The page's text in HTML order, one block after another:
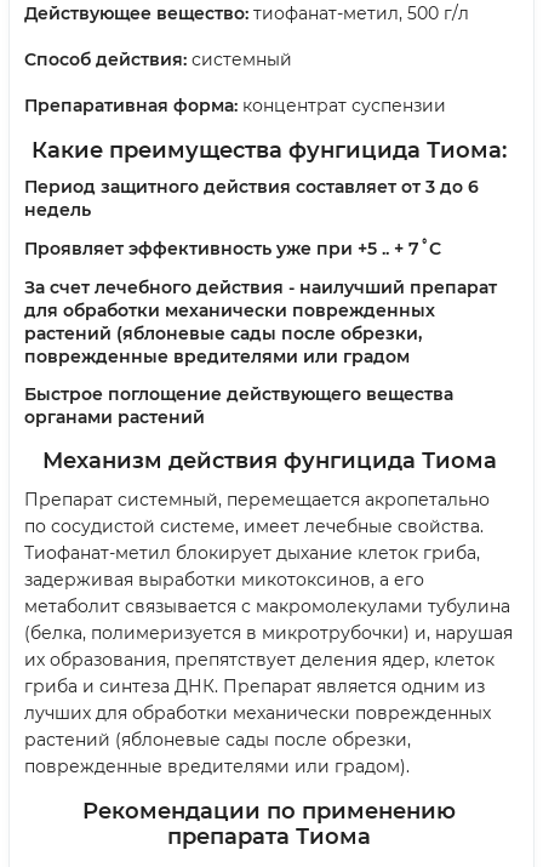
Действующее вещество: тиофанат-метил, 500 г/л
Способ действия: системный
Препаративная форма: концентрат суспензии
Какие преимущества фунгицида Тиома:
Период защитного действия составляет от 3 до 6
недель
Проявляет эффективность уже при +5 .. + 7˚С
За счет лечебного действия - наилучший препарат
для обработки механически поврежденных
растений (яблоневые сады после обрезки,
поврежденные вредителями или градом
Быстрое поглощение действующего вещества
органами растений
Механизм действия фунгицида Тиома
Препарат системный, перемещается акропетально
по сосудистой системе, имеет лечебные свойства.
Тиофанат-метил блокирует дыхание клеток гриба,
задерживая выработки микотоксинов, а его
метаболит связывается с макромолекулами тубулина
(белка, полимеризуется в микротрубочки) и, нарушая
их образования, препятствует деления ядер, клеток
гриба и синтеза ДНК. Препарат является одним из
лучших для обработки механически поврежденных
растений (яблоневые сады после обрезки,
поврежденные вредителями или градом).
Рекомендации по применению
препарата Тиома